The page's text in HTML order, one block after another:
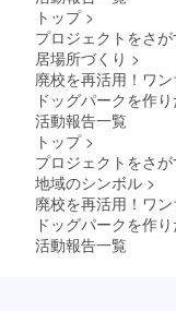
トップ >
プロジェクトをさが
居場所づくり >
廃校を再活用！ワ
ドッグパークを作り
活動報告一覧
トップ >
プロジェクトをさが
地域のシンボル >
廃校を再活用！ワ
ドッグパークを作り
活動報告一覧